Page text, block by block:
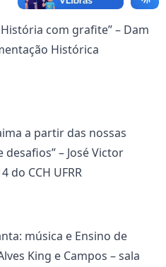
com grafite” – Dam
Histórica
a partir das nossas
– José Victor
do CCH UFRR
música e Ensino de
King e Campos – sala